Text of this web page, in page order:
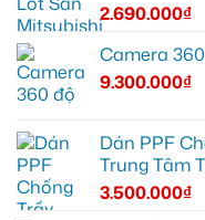
2.690.000₫
Camera
9.300.000₫
Dán PPF
Trung Tâm
3.500.000₫